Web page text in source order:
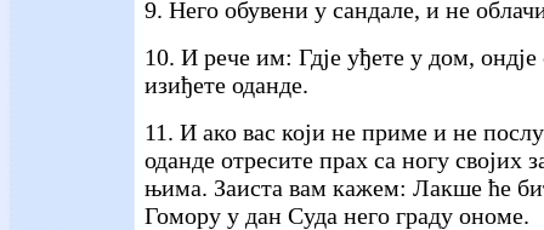
9. Него обувени у сандале, и не
10. И рече им: Гдје уђете у дом, ондје
изиђете оданде.
11. И ако вас који не приме и не
оданде отресите прах са ногу својих
њима. Заиста вам кажем: Лакше ће
Гомору у дан Суда него граду ономе.